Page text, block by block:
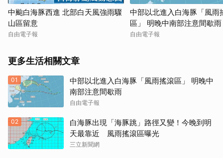
中颱白海豚西進 北部白天風強雨驟
山區留意
自由電子報
中部以北進入白海豚「風雨
區」 明晚中南部注意間歇雨
自由電子報
更多生活相關文章
01
中部以北進入白海豚「風雨搖滾區」 明晚中
南部注意間歇雨
自由電子報
02
白海豚出現「海豚跳」路徑又變！今晚到明
天最靠近 風雨搖滾區曝光
三立新聞網